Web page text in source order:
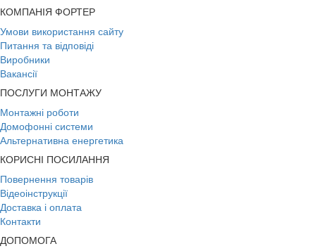
КОМПАНІЯ ФОРТЕР
Умови використання сайту
Питання та відповіді
Виробники
Вакансії
ПОСЛУГИ МОНТАЖУ
Монтажні роботи
Домофонні системи
Альтернативна енергетика
КОРИСНІ ПОСИЛАННЯ
Повернення товарів
Відеоінструкції
Доставка і оплата
Контакти
ДОПОМОГА